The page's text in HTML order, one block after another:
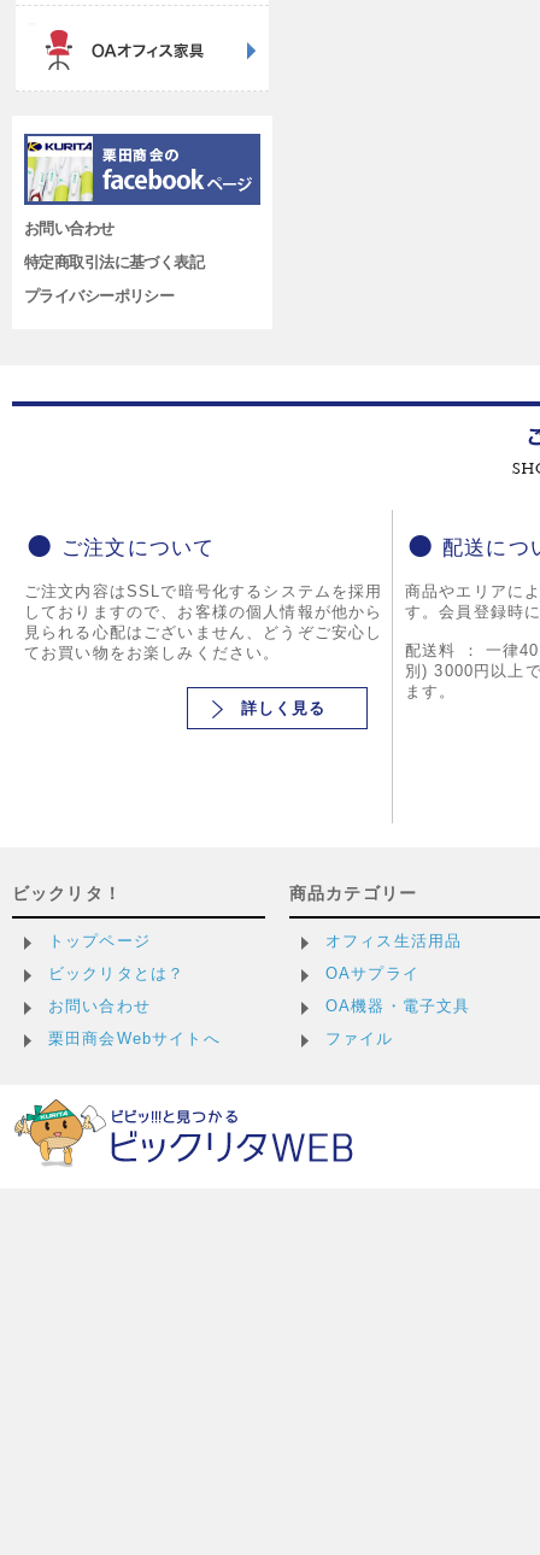
お問い合わせ
特定商取引法に基づく表記
プライバシーポリシー
ご注文について
ご注文内容はSSLで暗号化するシステムを採用
しておりますので、お客様の個人情報が他から
見られる心配はございません、どうぞご安心し
てお買い物をお楽しみください。
詳しく見る
配送につ
商品やエリアに
す。会員登録時
配送料 ： 一律
別) 3000円以上
ます。
ビックリタ！
トップページ
ビックリタとは？
お問い合わせ
栗田商会Webサイトへ
商品カテゴリー
オフィス生活用品
OAサプライ
OA機器・電子文具
ファイル